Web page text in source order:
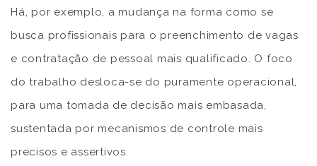
Há, por exemplo, a mudança na forma como se
busca profissionais para o preenchimento de vagas
e contratação de pessoal mais qualificado. O foco
do trabalho desloca-se do puramente operacional,
para uma tomada de decisão mais embasada,
sustentada por mecanismos de controle mais
precisos e assertivos.